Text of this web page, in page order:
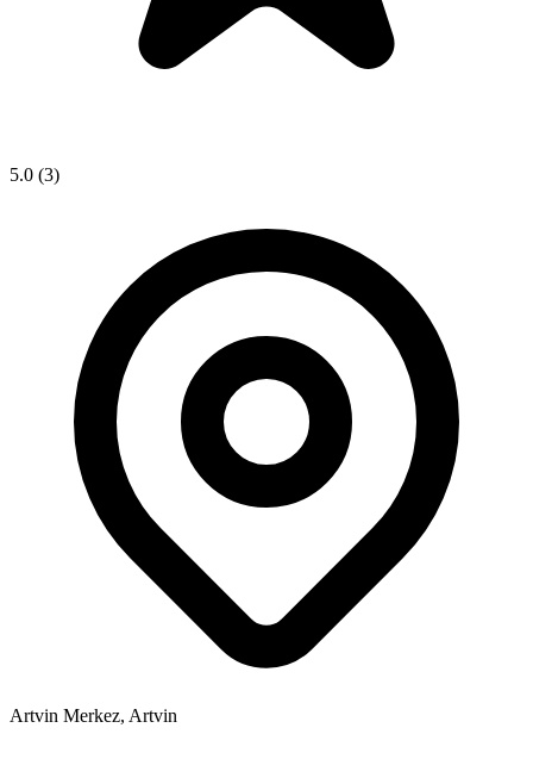
5.0 (3)
Artvin Merkez, Artvin